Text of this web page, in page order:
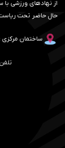
از نهادهای ورزشی با
حال حاضر تحت ریاست
ساختمان مرکزی